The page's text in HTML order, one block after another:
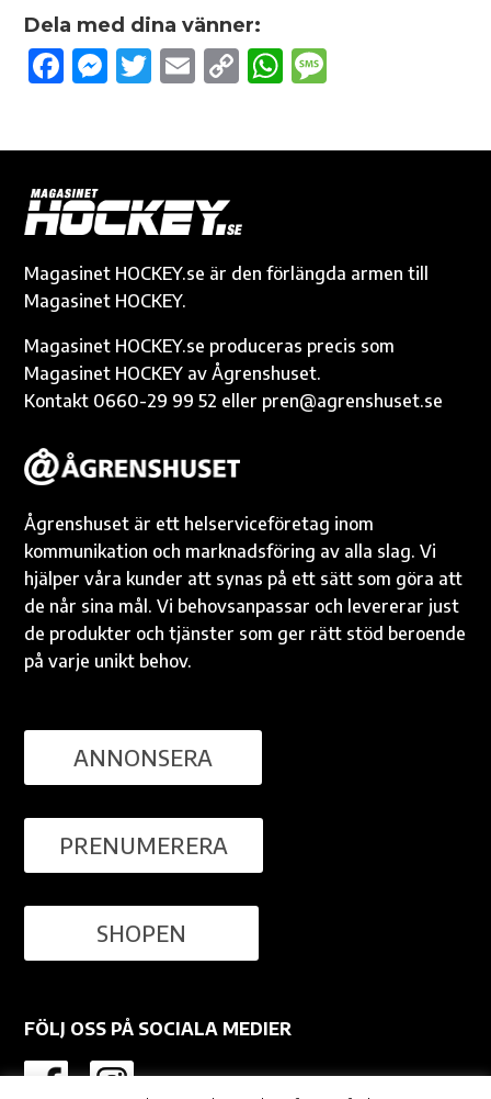
Dela med dina vänner:
F
o
o
k
M
g
er
T
r
E
C
n
k
W
p
Magasinet HOCKEY.se är den förlängda armen till
Magasinet HOCKEY.
Magasinet HOCKEY.se produceras precis som
Magasinet HOCKEY av Ågrenshuset.
Kontakt 0660-29 99 52 eller pren@agrenshuset.se
Ågrenshuset är ett helserviceföretag inom
kommunikation och marknadsföring av alla slag. Vi
hjälper våra kunder att synas på ett sätt som göra att
de når sina mål. Vi behovsanpassar och levererar just
de produkter och tjänster som ger rätt stöd beroende
på varje unikt behov.
ANNONSERA
PRENUMERERA
SHOPEN
FÖLJ OSS PÅ SOCIALA MEDIER